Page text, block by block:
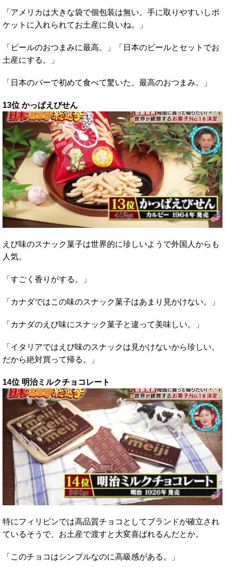
「アメリカは大きな袋で個包装は無い。手に取りやすいしポ
ケットに入れられてお土産に良いね。」
「ビールのおつまみに最高。」「日本のビールとセットでお
土産にする。」
「日本のバーで初めて食べて驚いた。最高のおつまみ。」
13位 かっぱえびせん
えび味のスナック菓子は世界的に珍しいようで外国人からも
人気。
「すごく香りがする。」
「カナダではこの味のスナック菓子はあまり見かけない。」
「カナダのえび味にスナック菓子と違って美味しい。」
「イタリアではえび味のスナックは見かけないから珍しい。
だから絶対買って帰る。」
14位 明治ミルクチョコレート
特にフィリピンでは高品質チョコとしてブランドが確立され
ているそうで、お土産で渡すと大変喜ばれるんだとか。
「このチョコはシンプルなのに高級感がある。」